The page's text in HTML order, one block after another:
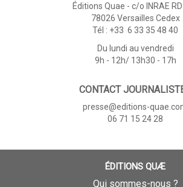
Éditions Quae - c/o INRAE
78026 Versailles Cedex
Tél : +33 6 33 35 48 40
Du lundi au vendredi
9h - 12h/ 13h30 - 17h
CONTACT
presse@editions-
06 71 15 24 28
ÉDITIONS QUÆ
Qui sommes-nous ?